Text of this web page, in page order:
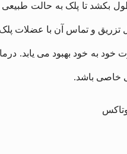
‌شود. با این حال، در برخی موارد، ممکن است تا 4 تا 6 ماه طول
و تماس آن با عضلات پلک
به خود بهبود می ‌یابد.
خاصی باشد.